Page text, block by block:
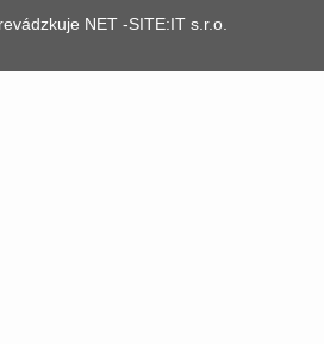
NET -SITE:IT s.r.o.